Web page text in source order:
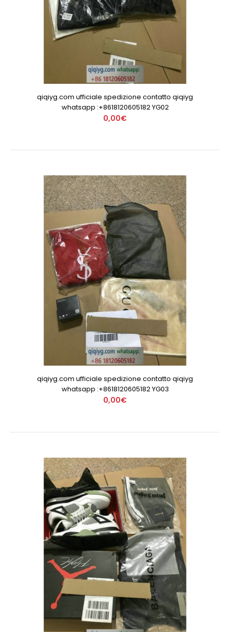
qiqiyg.com ufficiale spedizione contatto qiqiyg
whatsapp :+8618120605182 YG02
0,00€
qiqiyg.com ufficiale spedizione contatto qiqiyg
whatsapp :+8618120605182 YG03
0,00€